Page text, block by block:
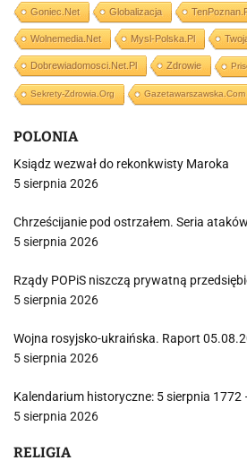
Goniec.net Globalizacja
Wolnemedia.net Mysl-Polska.pl
Dobrewiadomosci.net.pl Zdrowie
Sekrety-Zdrowia.org Gazetawarszawska.com
POLONIA
Ksiądz wezwał do rekonkwisty Maroka
5 sierpnia 2026
Chrześcijanie pod ostrzałem. Seria
5 sierpnia 2026
Rządy POPiS niszczą prywatną
5 sierpnia 2026
Wojna rosyjsko-ukraińska. Raport
5 sierpnia 2026
Kalendarium historyczne: 5 sierpnia 1772
5 sierpnia 2026
RELIGIA